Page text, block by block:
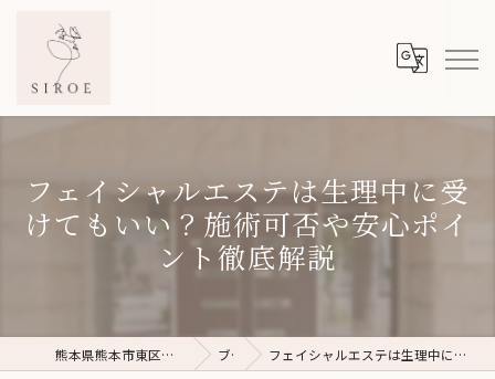
フェイシャルエステは生理中に受
けてもいい？施術可否や安心ポイ
ント徹底解説
熊本県熊本市東区のフェイシャルエステならSIROE ブログ フェイシャルエステは生理中に受けてもいい？施術可否や安心ポイント徹底解説